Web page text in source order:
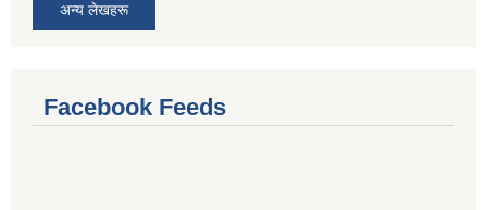
अन्य लेखहरू
Facebook Feeds